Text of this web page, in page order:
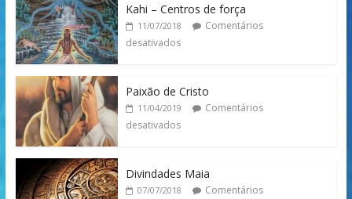
Kahi – Centros de força
11/07/2018
Comentários
desativados
Paixão de Cristo
11/04/2019
Comentários
desativados
Divindades Maia
07/07/2018
Comentários